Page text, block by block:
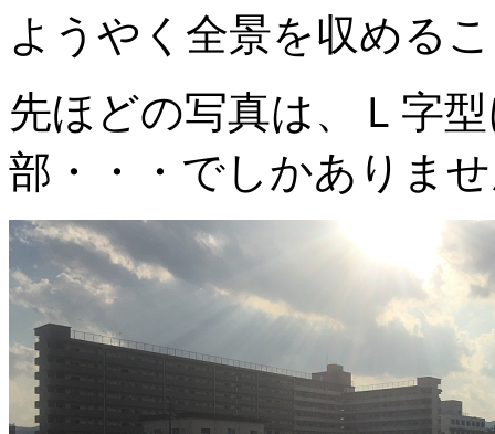
ようやく全景を収める
先ほどの写真は、Ｌ字
部・・・でしかありま